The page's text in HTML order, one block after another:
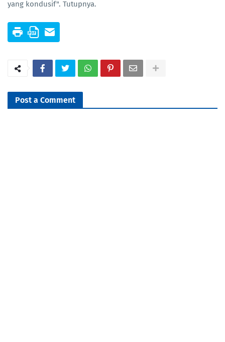
yang kondusif". Tutupnya.
Post a Comment